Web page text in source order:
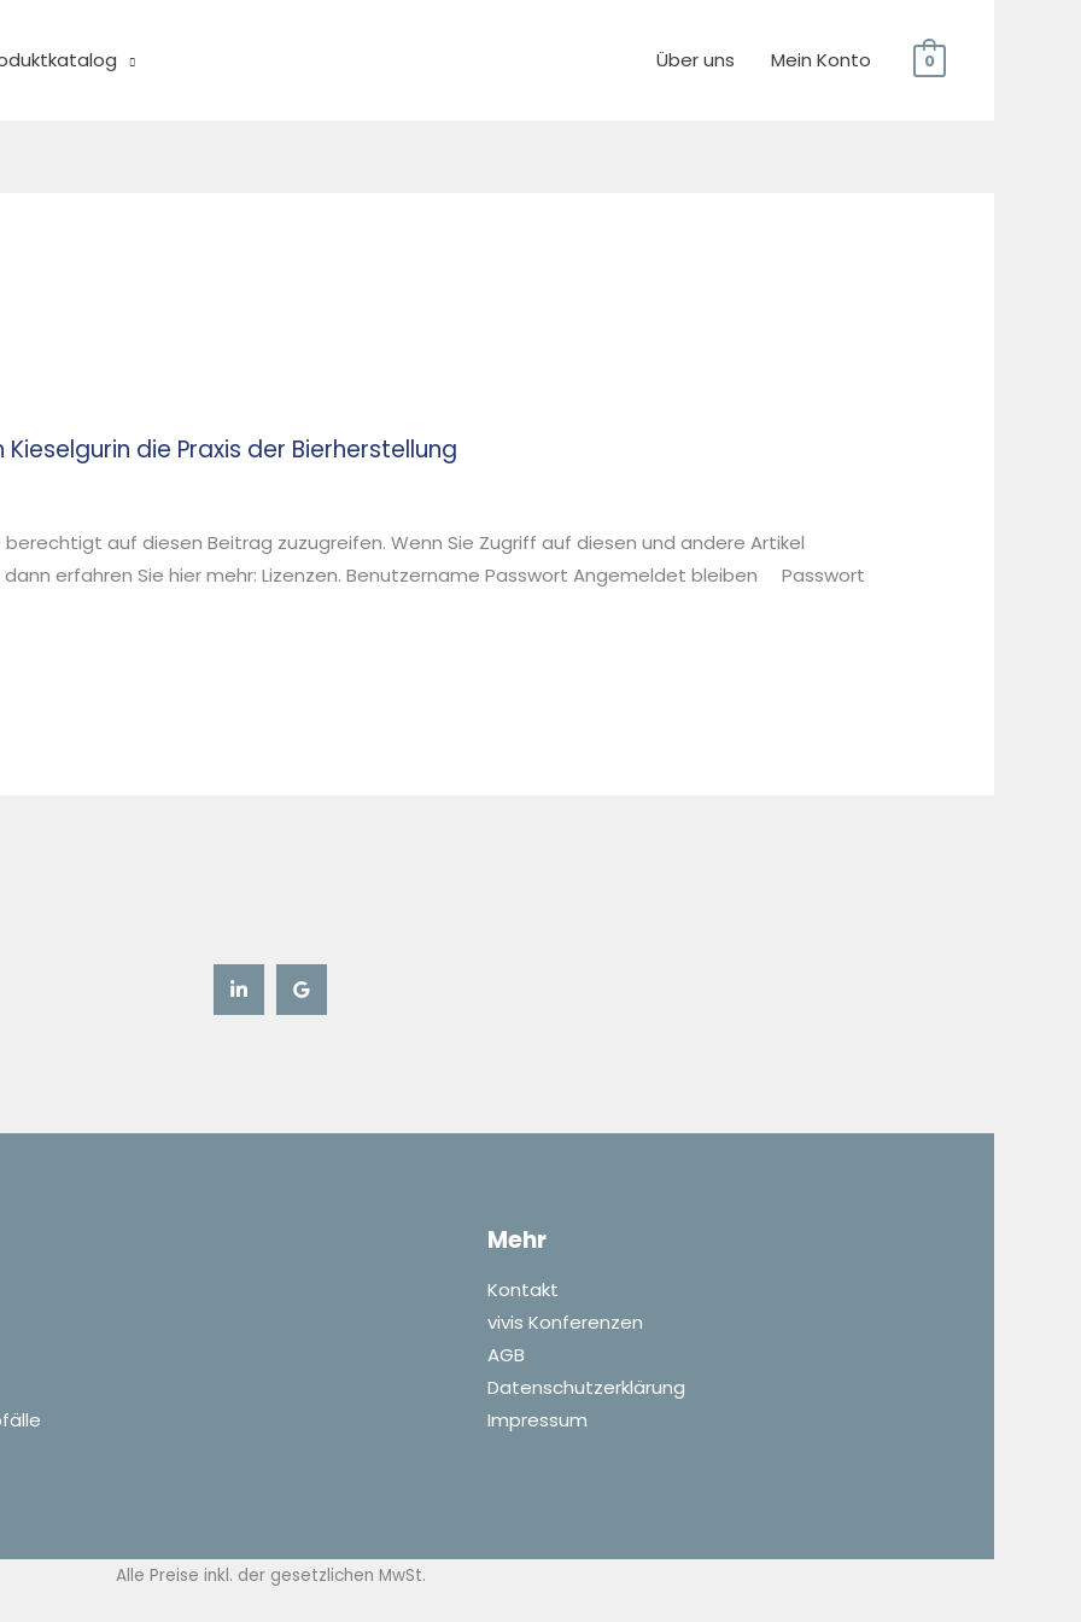
Über uns Mein Konto 0
die Praxis der Bierherstellung
berechtigt auf diesen Beitrag zuzugreifen. Wenn Sie Zugriff auf diesen und andere Artikel
erfahren Sie hier mehr: Lizenzen. Benutzername Passwort Angemeldet bleiben Passwort
Mehr
Kontakt
vivis Konferenzen
AGB
Datenschutzerklärung
Impressum
Alle Preise inkl. der gesetzlichen MwSt.